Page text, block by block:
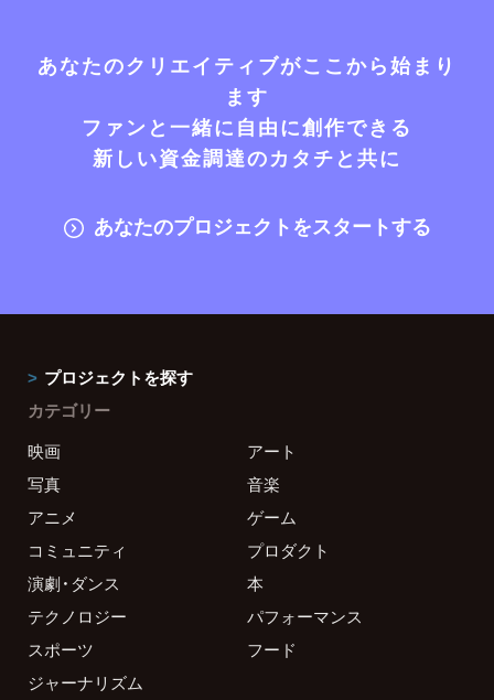
あなたのクリエイティブがここから始まり
ます
ファンと一緒に自由に創作できる
新しい資金調達のカタチと共に
あなたのプロジェクトをスタートする
プロジェクトを探す
カテゴリー
映画
アート
写真
音楽
アニメ
ゲーム
コミュニティ
プロダクト
演劇・ダンス
本
テクノロジー
パフォーマンス
スポーツ
フード
ジャーナリズム